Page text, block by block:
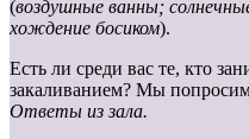
(воздушные ванны;
хождение босиком).
Есть ли среди вас те, кто
закаливанием? Мы
Ответы из зала.